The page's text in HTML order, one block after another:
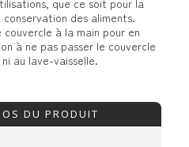
des aliments.
à la main pour en
à ne pas passer le couvercle
au lave-vaisselle.
DU PRODUIT